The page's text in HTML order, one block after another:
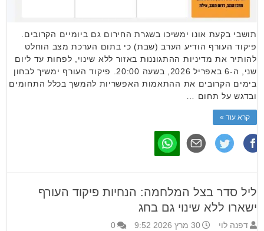
תושבי בקעת אונו ימשיכו בשגרת החירום גם ביומיים הקרובים.
פיקוד העורף הודיע הערב (שבת) כי בתום הערכת מצב הוחלט
להותיר את מדיניות ההתגוננות באזור ללא שינוי, לפחות עד ליום
שני, ה-6 באפריל 2026, בשעה 20:00. פיקוד העורף ימשיך לבחון
בימים הקרובים את ההתאמות האפשריות להמשך בכלל התחומים
ובדגש על תחום …
קרא עוד »
ליל סדר בצל המלחמה: הנחיות פיקוד העורף
ישארו ללא שינוי גם בחג
דפנה לוי 30 מרץ 2026 9:52 0